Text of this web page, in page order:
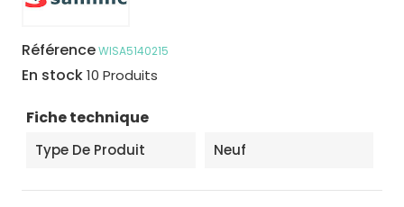
RéférenceWISA5140215
En stock10 Produits
Fiche technique
Type De Produit Neuf